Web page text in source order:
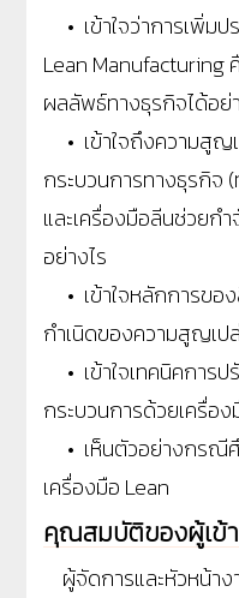
• เข้าใจว่าการเพิ่ม
Lean Manufacturing
ผลลัพธ์ทางธุรกิจได้อย่
• เข้าใจถึงความสูญ
กระบวนการทางธุรกิจ
และเครื่องมือลีนช่วยก
อย่างไร
• เข้าใจหลักการขอ
กำเนิดของความสูญเป
• เข้าใจเทคนิคการ
กระบวนการด้วยเครื่อ
• เห็นตัวอย่างกรณี
เครื่องมือ Lean
คุณสมบัติของผู้เข้
ผู้จัดการและหัวหน้า